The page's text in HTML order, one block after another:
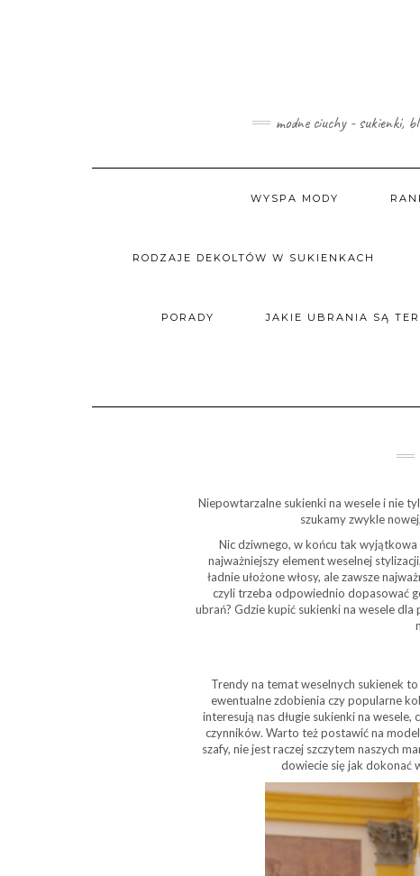
modne ciuchy - sukienki,
WYSPA MODY
RODZAJE DEKOLTÓW W SUKIENKACH
PORADY JAKIE UBRANIA SĄ
Niepowtarzalne sukienki na wesele i nie
szukamy zwykle
Nic dziwnego, w końcu tak wyjątkowa
najważniejszy element weselnej
ładnie ułożone włosy, ale zawsze
czyli trzeba odpowiednio dopasować
ubrań? Gdzie kupić sukienki na wesele
Trendy na temat weselnych sukienek
ewentualne zdobienia czy popularne
interesują nas długie sukienki na
czynników. Warto też postawić na
szafy, nie jest raczej szczytem naszych
dowiecie się jak dokonać